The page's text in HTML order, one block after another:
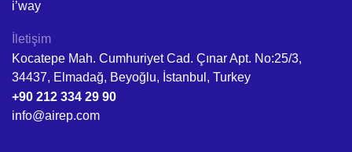
i’way
İletişim
Kocatepe Mah. Cumhuriyet Cad. Çınar Apt. No:25/3,
34437, Elmadağ, Beyoğlu, İstanbul, Turkey
+90 212 334 29 90
info@airep.com